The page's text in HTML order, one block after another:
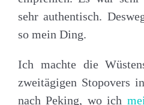
sehr authentisch.
so mein Ding.
Ich machte die
zweitägigen Stopovers
nach Peking, wo ich